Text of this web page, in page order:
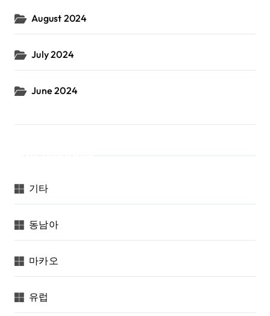
August 2024
July 2024
June 2024
기타
동남아
마카오
유럽